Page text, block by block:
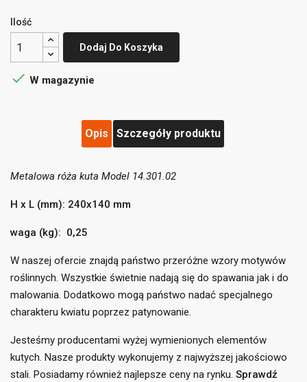
Dodaj do listy życzeń
add_circle_outlineUtwórz nową listę
((title))
((label))
((cancelText)) ((createText))
Zaloguj się
Musisz być zalogowany by zapisać produkty na swojej
((cancelText)) ((loginText))
Ilość
Dodaj Do Koszyka
 W magazynie
Opis Szczegóły produktu
Metalowa róża kuta Model 14.301.02
H x L (mm): 240x140 mm
waga (kg): 0,25
W naszej ofercie znajdą państwo przeróżne wzory motywów
roślinnych. Wszystkie świetnie nadają się do spawania jak i do
malowania. Dodatkowo mogą państwo nadać specjalnego
charakteru kwiatu poprzez patynowanie.
Jesteśmy producentami wyżej wymienionych elementów
kutych. Nasze produkty wykonujemy z najwyższej jakościowo
stali. Posiadamy również najlepsze ceny na rynku. Sprawdź